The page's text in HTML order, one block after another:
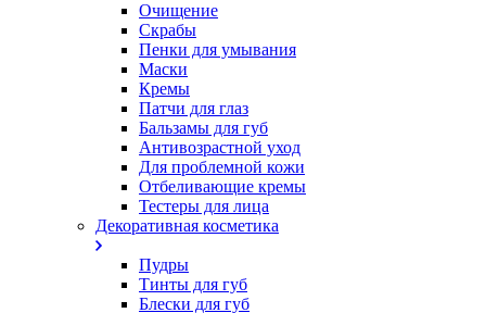
Очищение
Скрабы
Пенки для умывания
Маски
Кремы
Патчи для глаз
Бальзамы для губ
Антивозрастной уход
Для проблемной кожи
Oтбеливающие кремы
Тестеры для лица
Декоративная косметика
Пудры
Тинты для губ
Блески для губ